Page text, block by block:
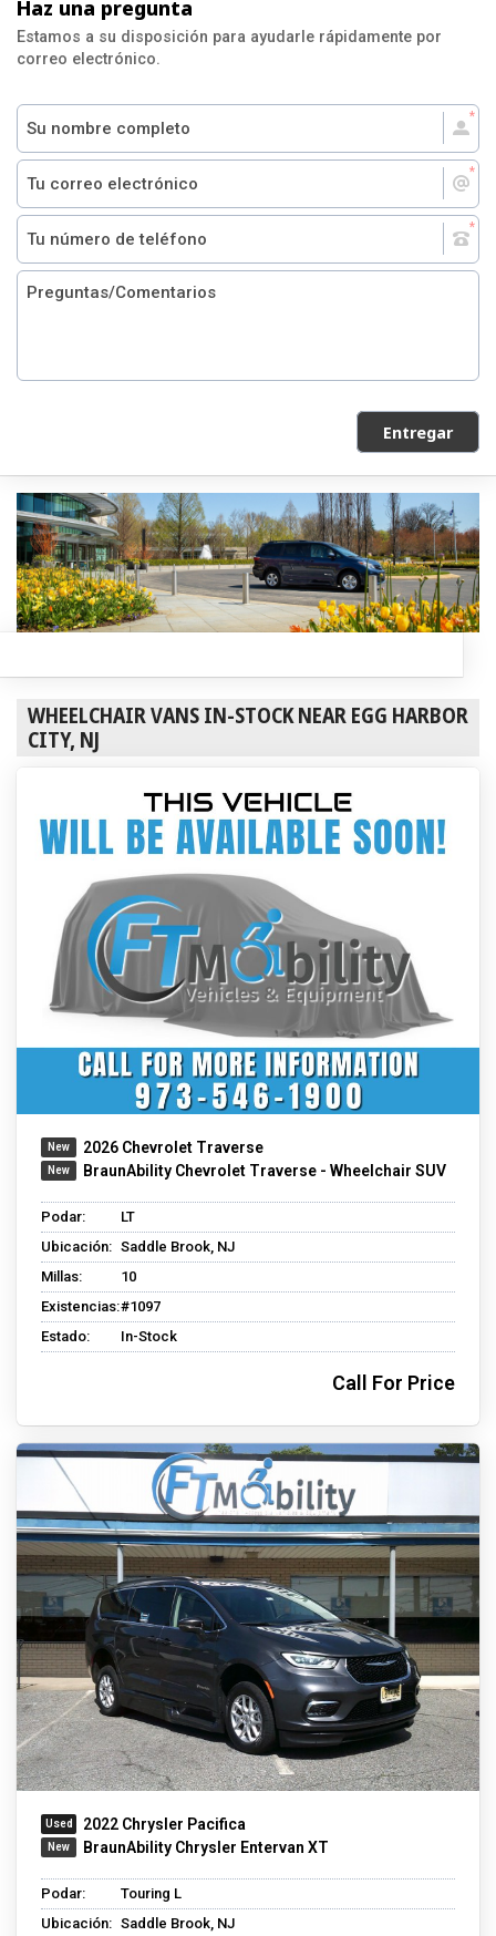
Haz una pregunta
Estamos a su disposición para ayudarle rápidamente por
correo electrónico.
Entregar
WHEELCHAIR VANS IN-STOCK NEAR EGG HARBOR
CITY, NJ
2026 Chevrolet Traverse
BraunAbility Chevrolet Traverse - Wheelchair SUV
Podar:
LT
Ubicación: Saddle Brook, NJ
Millas:
10
Existencias:#1097
Estado:
In-Stock
Call For Price
2022 Chrysler Pacifica
BraunAbility Chrysler Entervan XT
Podar:
Touring L
Ubicación: Saddle Brook, NJ